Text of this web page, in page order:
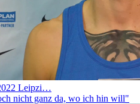
Leipzi…
nicht ganz da, wo ich hin will"